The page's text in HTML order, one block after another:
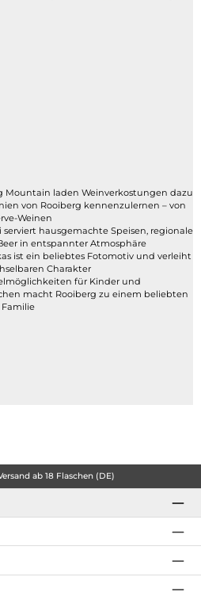
Mountain laden Weinverkostungen dazu
von Rooiberg kennenzulernen – von
Weinen
serviert hausgemachte Speisen, regionale
in entspannter Atmosphäre
ist ein beliebtes Fotomotiv und verleiht
Charakter
für Kinder und
macht Rooiberg zu einem beliebten
ab 18 Flaschen (DE)